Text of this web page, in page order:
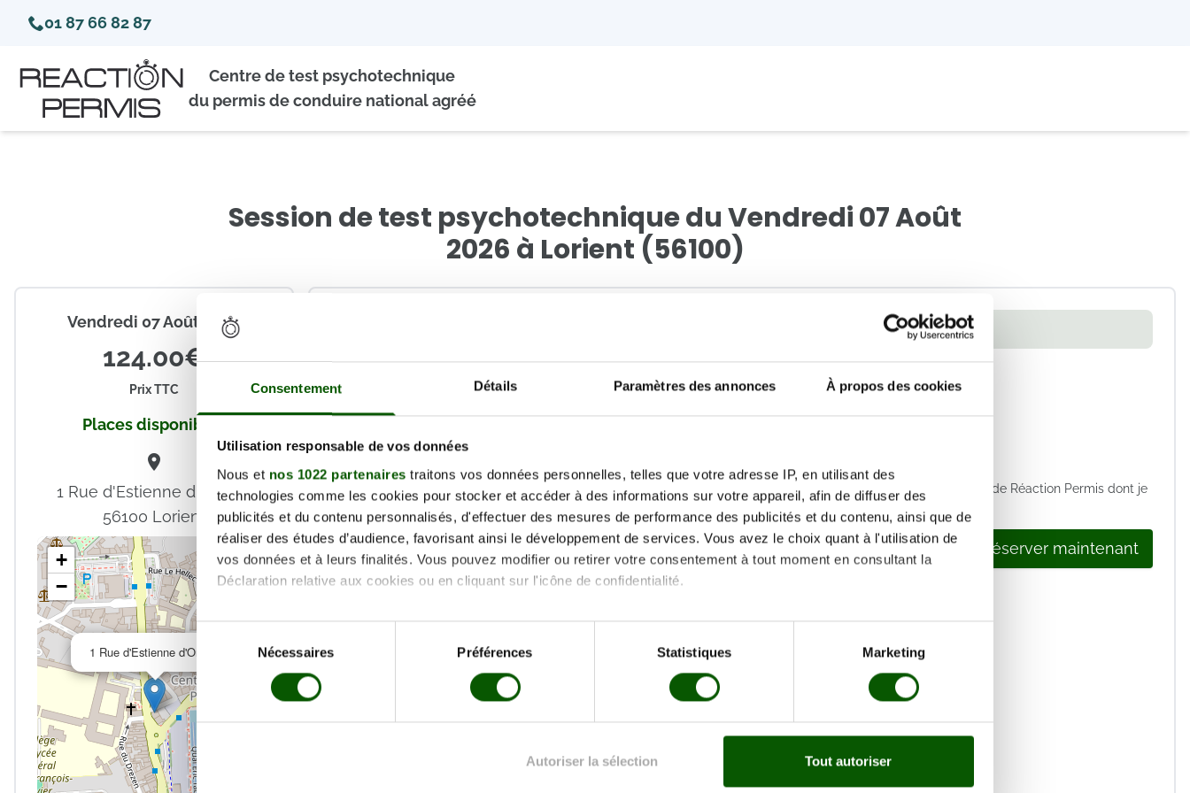
Consentement Détails Paramètres des annonces À propos des cookies
Utilisation responsable de vos données
Nous et nos 1022 partenaires traitons vos données personnelles, telles que votre adresse IP, en utilisant des
technologies comme les cookies pour stocker et accéder à des informations sur votre appareil, afin de diffuser des
publicités et du contenu personnalisés, d'effectuer des mesures de performance des publicités et du contenu, ainsi que de
réaliser des études d’audience, favorisant ainsi le développement de services. Vous avez le choix quant à l'utilisation de
vos données et à leurs finalités. Vous pouvez modifier ou retirer votre consentement à tout moment en consultant la
Déclaration relative aux cookies ou en cliquant sur l'icône de confidentialité.
Si vous le permettez, nous aimerions également :
Collecter des informations sur votre localisation géographique qui peuvent être précises à plusieurs mètres près
digitales).
. Vous pouvez modifier ou retirer votre consentement à tout moment à partir de la déclaration sur les cookies.
Sélection
consentement
Nécessaires Préférences Statistiques Marketing
Autoriser la sélection Tout autoriser
01 87 66 82 87
Centre de test psychotechnique
du permis de conduire national agréé
Session de test psychotechnique du Vendredi 07 Août
2026 à Lorient (56100)
Vendredi 07 Août 2026
124.00€
Prix TTC
Places disponibles
1 Rue d'Estienne d'Orves ,
56100 Lorient
1 Rue d'Estienne d'Orves
+
−
Nom * Prénom(s) *
Email *
En validant ce formulaire, j'accepte la politique de protection des données et les conditions générales de vente
de Réaction Permis dont je
déclare avoir pris connaissance.
Réserver maintenant